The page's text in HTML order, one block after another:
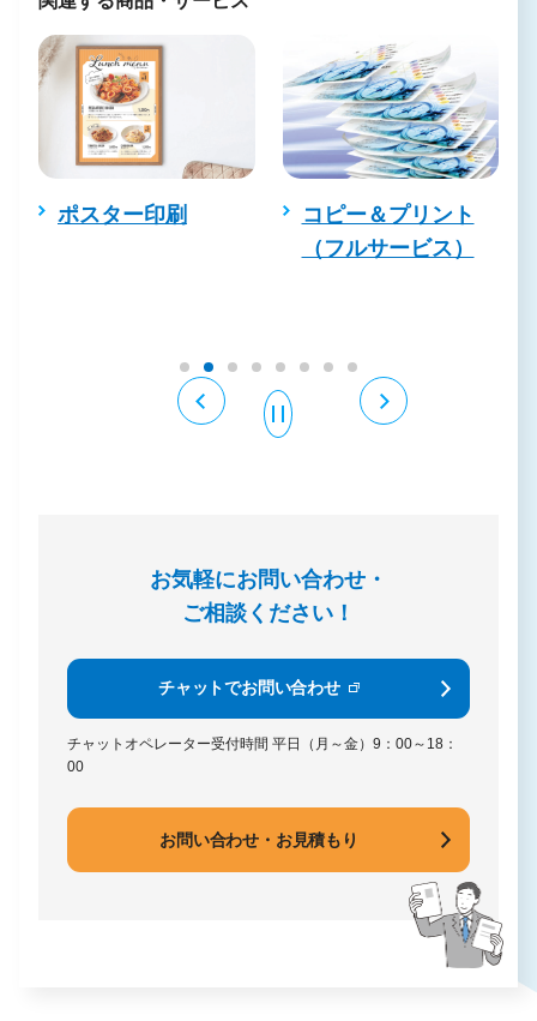
ポスター印刷
コピー＆プリント
（フルサービス）
お気軽にお問い合わせ・
ご相談ください！
チャットでお問い合わせ
チャットオペレーター受付時間 平日（月～金）9：00～18：
00
お問い合わせ・お見積もり